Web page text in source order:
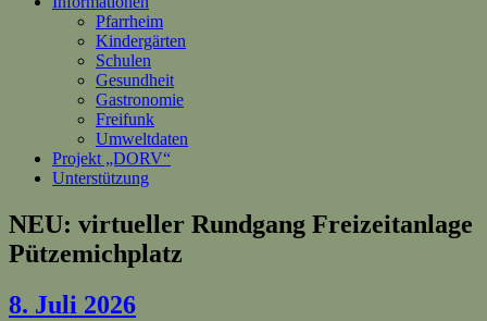
Pfarrheim
Kindergärten
Schulen
Gesundheit
Gastronomie
Freifunk
Umweltdaten
Projekt „DORV“
Unterstützung
NEU: virtueller Rundgang Freizeitanlage
Pützemichplatz
8. Juli 2026